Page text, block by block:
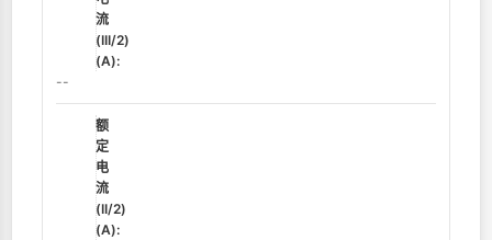
流
(III/2)
(A):
--
额
定
电
流
(II/2)
(A):